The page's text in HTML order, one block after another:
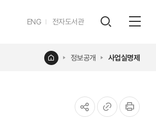
ENG영문전자도서관
레이어
홈 정보공개 사업실명제